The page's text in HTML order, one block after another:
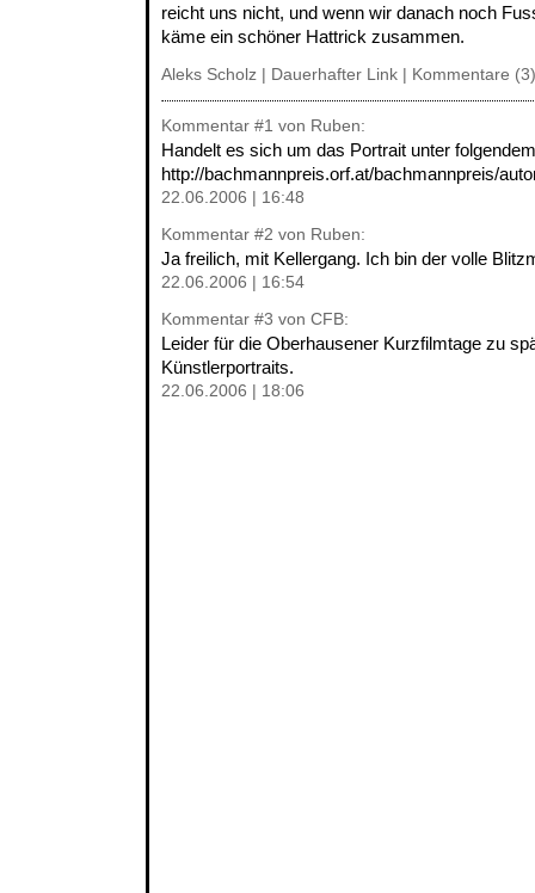
reicht uns nicht, und wenn wir danach noch
käme ein schöner Hattrick zusammen.
Aleks Scholz | Dauerhafter Link Kommentare (3)
Kommentar #1 von Ruben:
Handelt es sich um das Portrait unter
http://bachmannpreis.orf.at/bachmannpreis/
22.06.2006 | 16:48
Kommentar #2 von Ruben:
Ja freilich, mit Kellergang. Ich bin der volle
22.06.2006 | 16:54
Kommentar #3 von CFB:
Leider für die Oberhausener Kurzfilmtage zu
Künstlerportraits.
22.06.2006 | 18:06